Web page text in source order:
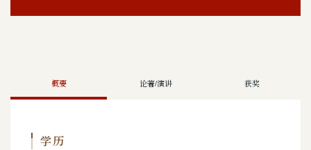
概要 论著/演讲 获奖
学历